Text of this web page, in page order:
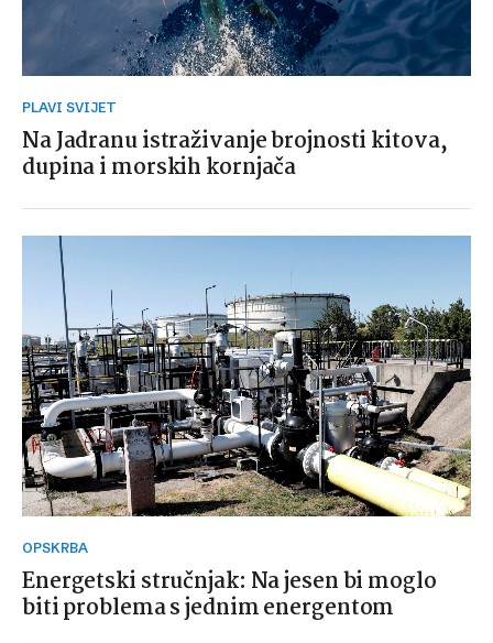
PLAVI SVIJET
Na Jadranu istraživanje brojnosti kitova,
dupina i morskih kornjača
OPSKRBA
Energetski stručnjak: Na jesen bi moglo
biti problema s jednim energentom